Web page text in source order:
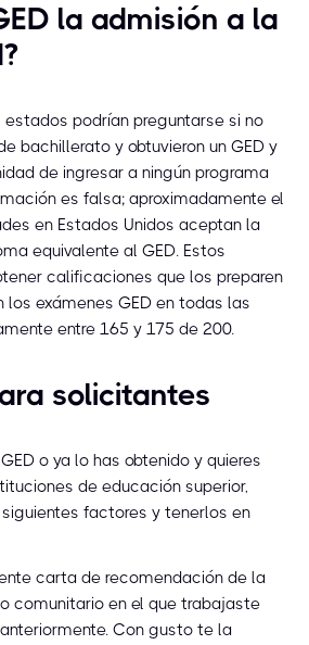
la admisión a la
estados podrían preguntarse si no
bachillerato y obtuvieron un GED y
de ingresar a ningún programa
es falsa; aproximadamente el
en Estados Unidos aceptan la
equivalente al GED. Estos
calificaciones que los preparen
los exámenes GED en todas las
entre 165 y 175 de 200.
solicitantes
o ya lo has obtenido y quieres
de educación superior,
factores y tenerlos en
carta de recomendación de la
comunitario en el que trabajaste
Con gusto te la